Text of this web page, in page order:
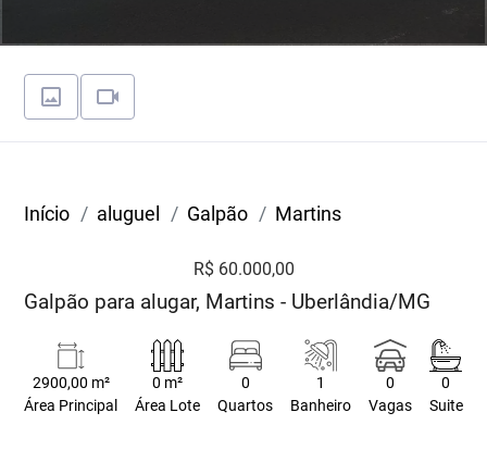
Início aluguel Galpão Martins
R$ 60.000,00
Galpão para alugar, Martins - Uberlândia/MG
2900,00 m²
Área Principal
0 m²
Área Lote
0
Quartos
1
Banheiro
0
Vagas
0
Suite